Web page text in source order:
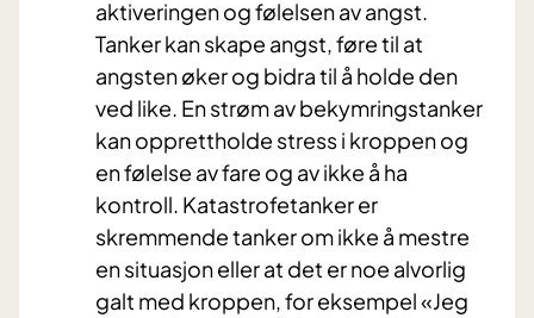
aktiveringen og følelsen av angst.
Tanker kan skape angst, føre til at
angsten øker og bidra til å holde den
ved like. En strøm av bekymringstanker
kan opprettholde stress i kroppen og
en følelse av fare og av ikke å ha
kontroll. Katastrofetanker er
skremmende tanker om ikke å mestre
en situasjon eller at det er noe alvorlig
galt med kroppen, for eksempel «Jeg